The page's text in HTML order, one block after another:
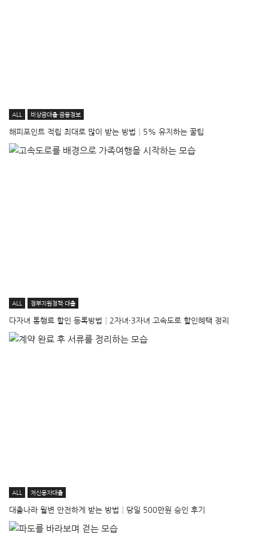
ALL 비상금대출·금융정보
해피포인트 적립 최대로 많이 받는 방법│5% 유지하는 꿀팁
ALL 정부지원정책·대출
다자녀 통행료 할인 등록방법│2자녀·3자녀 고속도로 할인혜택 정리
ALL 저신용자대출
대출나라 월변 안전하게 받는 방법│당일 500만원 승인 후기